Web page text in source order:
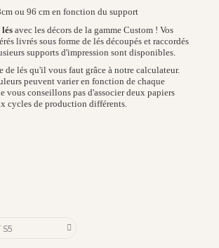
ou 96 cm en fonction du support
lés avec les décors de la gamme Custom ! Vos
livrés sous forme de lés découpés et raccordés
supports d'impression sont disponibles.
de lés qu'il vous faut grâce à notre calculateur.
peuvent varier en fonction de chaque
vous conseillons pas d'associer deux papiers
cycles de production différents.